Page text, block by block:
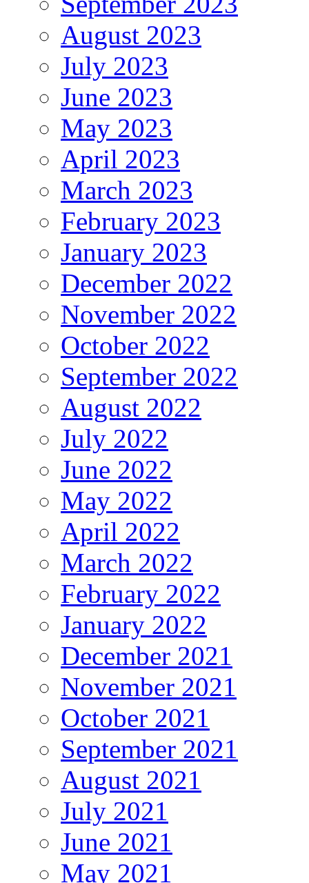
August 2023
July 2023
June 2023
May 2023
April 2023
March 2023
February 2023
January 2023
December 2022
November 2022
October 2022
September 2022
August 2022
July 2022
June 2022
May 2022
April 2022
March 2022
February 2022
January 2022
December 2021
November 2021
October 2021
September 2021
August 2021
July 2021
June 2021
May 2021